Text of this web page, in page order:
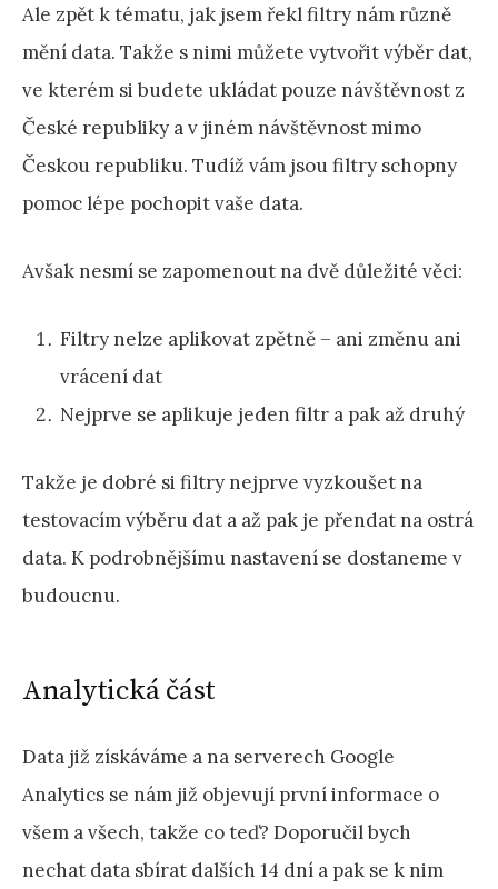
Ale zpět k tématu, jak jsem řekl filtry nám různě
mění data. Takže s nimi můžete vytvořit výběr dat,
ve kterém si budete ukládat pouze návštěvnost z
České republiky a v jiném návštěvnost mimo
Českou republiku. Tudíž vám jsou filtry schopny
pomoc lépe pochopit vaše data.
Avšak nesmí se zapomenout na dvě důležité věci:
Filtry nelze aplikovat zpětně – ani změnu ani
vrácení dat
Nejprve se aplikuje jeden filtr a pak až druhý
Takže je dobré si filtry nejprve vyzkoušet na
testovacím výběru dat a až pak je přendat na ostrá
data. K podrobnějšímu nastavení se dostaneme v
budoucnu.
Analytická část
Data již získáváme a na serverech Google
Analytics se nám již objevují první informace o
všem a všech, takže co teď? Doporučil bych
nechat data sbírat dalších 14 dní a pak se k nim